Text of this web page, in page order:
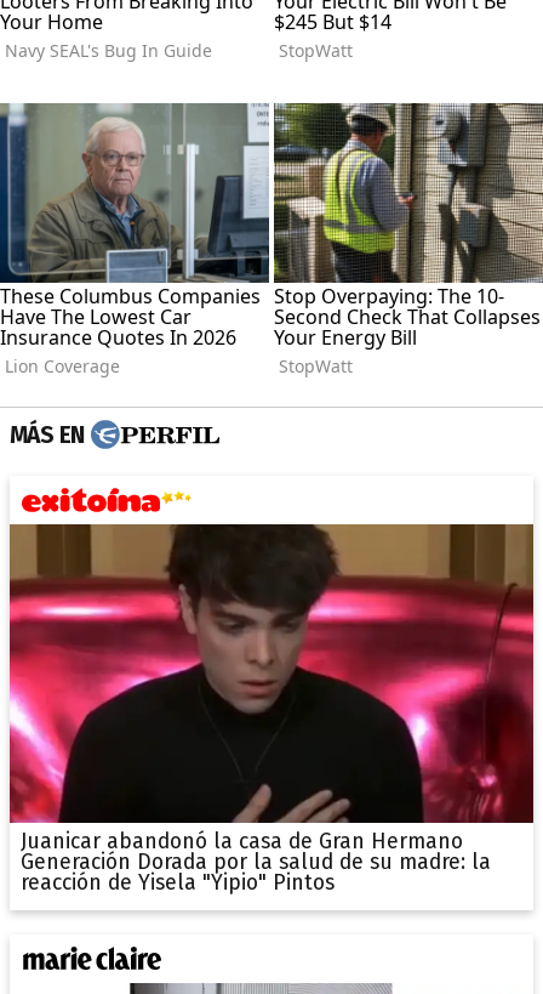
MÁS EN
Juanicar abandonó la casa de Gran Hermano
Generación Dorada por la salud de su madre: la
reacción de Yisela "Yipio" Pintos